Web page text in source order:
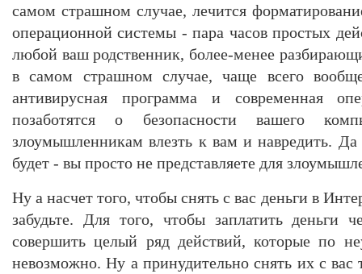
самом страшном случае, лечится
операционной системы - пара часов простых
любой ваш родственник, более-менее
в самом страшном случае, чаще всего
антивирусная программа и современная
позаботятся о безопасности вашего
злоумышленникам влезть к вам и навредить.
будет - вы просто не представляете для
Ну а насчет того, чтобы снять с вас деньги в
забудьте. Для того, чтобы заплатить деньги
совершить целый ряд действий, которые по
невозможно. Ну а принудительно снять их с